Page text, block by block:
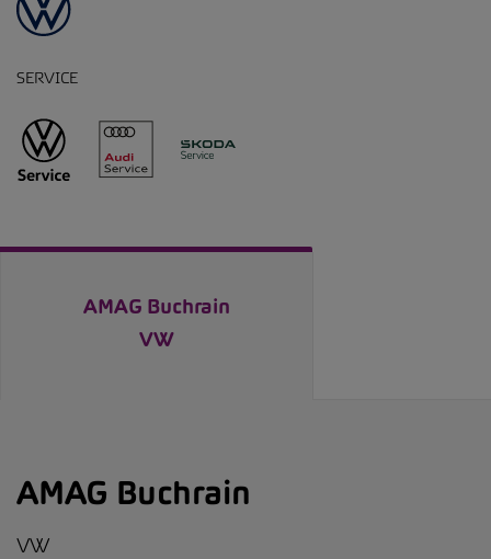
SERVICE
AMAG Buchrain
VW
AMAG Buchrain
VW